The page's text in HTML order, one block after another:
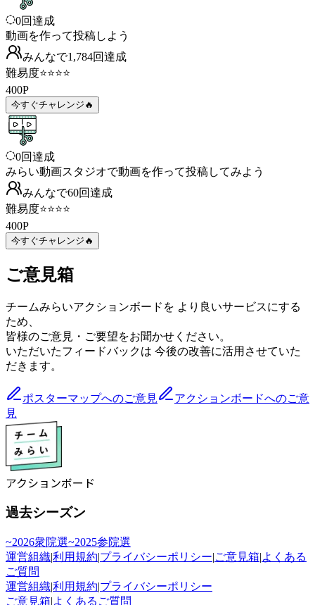
0回達成
動画を作って投稿しよう
みんなで1,784回達成
難易度⭐⭐⭐⭐
400P
今すぐチャレンジ🔥
0回達成
みらい動画スタジオで動画を作って投稿してみよう
みんなで60回達成
難易度⭐⭐⭐⭐
400P
今すぐチャレンジ🔥
ご意見箱
チームみらいアクションボードを より良いサービスにする
ため、
皆様のご意見・ご要望をお聞かせください。
いただいたフィードバックは 今後の改善に活用させていた
だきます。
ポスターマップへのご意見
アクションボードへのご意
見
アクションボード
過去シーズン
~2026衆院選~2025参院選
運営組織|利用規約|プライバシーポリシー|ご意見箱|よくある
ご質問
運営組織|利用規約|プライバシーポリシー
ご意見箱|よくあるご質問